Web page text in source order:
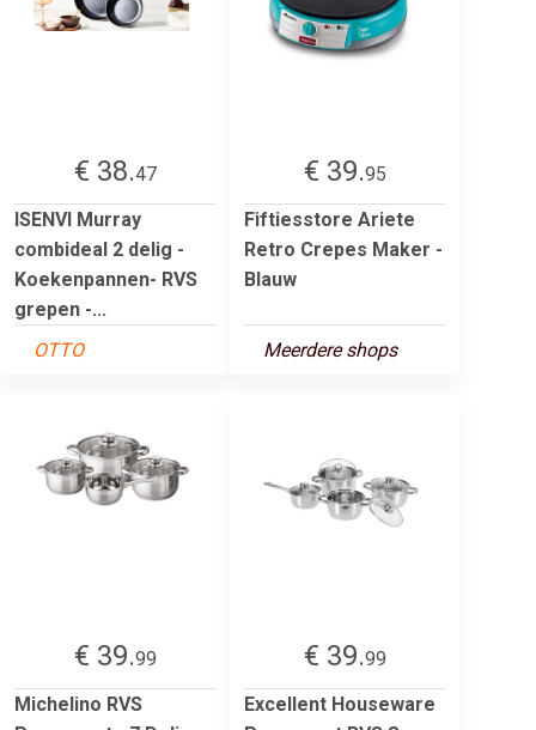
€ 38.47
ISENVI Murray
combideal 2 delig -
Koekenpannen- RVS
grepen -...
OTTO
€ 39.95
Fiftiesstore Ariete
Retro Crepes Maker -
Blauw
Meerdere shops
€ 39.99
Michelino RVS
€ 39.99
Excellent Houseware